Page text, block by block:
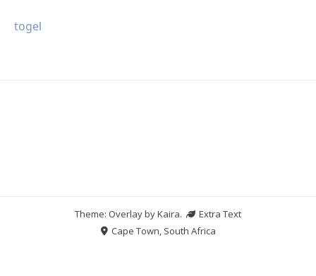
togel
Theme: Overlay byKaira.
Extra Text
Cape Town, South Africa